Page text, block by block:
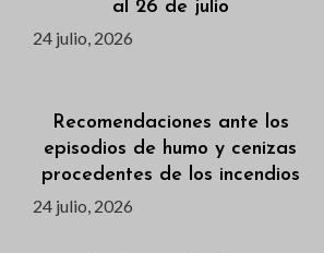
al 26 de julio
24 julio, 2026
Recomendaciones ante los
episodios de humo y cenizas
procedentes de los incendios
24 julio, 2026